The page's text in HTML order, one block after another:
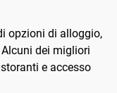
opzioni di alloggio,
Alcuni dei migliori
e accesso